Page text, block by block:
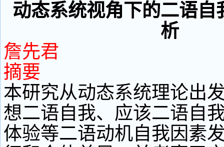
动态系统视角下的二语自
析
詹先君
摘要
本研究从动态系统理论出
想二语自我、应该二语自
体验等二语动机自我因素